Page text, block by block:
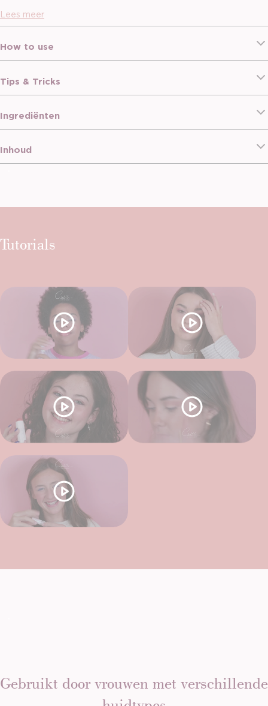
Lees meer
How to use
Tips & Tricks
Ingrediënten
Inhoud
Tutorials
Gebruikt door vrouwen met verschillende